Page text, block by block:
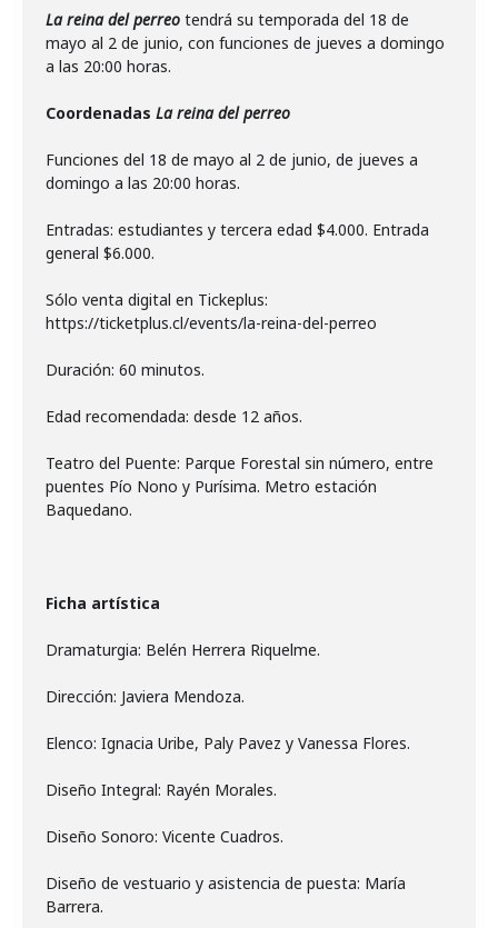
La reina del perreo tendrá su temporada del 18 de
mayo al 2 de junio, con funciones de jueves a domingo
a las 20:00 horas.
Coordenadas La reina del perreo
Funciones del 18 de mayo al 2 de junio, de jueves a
domingo a las 20:00 horas.
Entradas: estudiantes y tercera edad $4.000. Entrada
general $6.000.
Sólo venta digital en Tickeplus:
https://ticketplus.cl/events/la-reina-del-perreo
Duración: 60 minutos.
Edad recomendada: desde 12 años.
Teatro del Puente: Parque Forestal sin número, entre
puentes Pío Nono y Purísima. Metro estación
Baquedano.
Ficha artística
Dramaturgia: Belén Herrera Riquelme.
Dirección: Javiera Mendoza.
Elenco: Ignacia Uribe, Paly Pavez y Vanessa Flores.
Diseño Integral: Rayén Morales.
Diseño Sonoro: Vicente Cuadros.
Diseño de vestuario y asistencia de puesta: María
Barrera.